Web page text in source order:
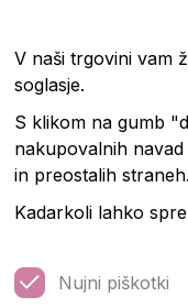
V naši trgovini vam
soglasje.
S klikom na gumb
nakupovalnih
in preostalih
Kadarkoli lahko
Nujni piškotki